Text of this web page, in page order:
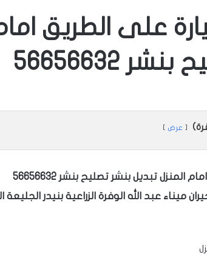
على الطريق
56656632
عرض
تبديل بنشر تصليح بنشر 56656632
ميناء عبد الله الوفرة الزراعية بنيدر